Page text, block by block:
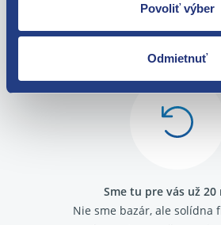
Povoliť výber
Odmietnuť
Pozrite sa na ich
Sme tu pre vás už
Nie sme bazár, ale solídna